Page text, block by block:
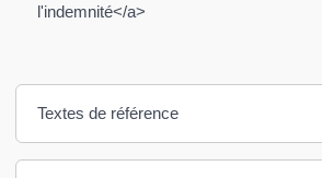
l'indemnité</a>
Textes de référence